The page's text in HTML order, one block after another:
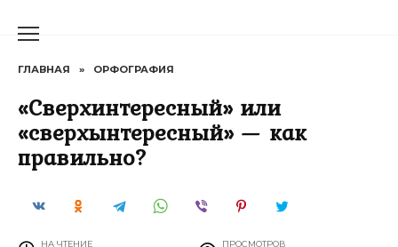
ГЛАВНАЯ » ОРФОГРАФИЯ
«Сверхинтересный» или
«сверхынтересный» — как
правильно?
НА ЧТЕНИЕ ПРОСМОТРОВ